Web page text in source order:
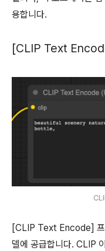
용합니다.
[CLIP Text
[CLIP Text Encode] 프
델에 공급합니다. CLIP